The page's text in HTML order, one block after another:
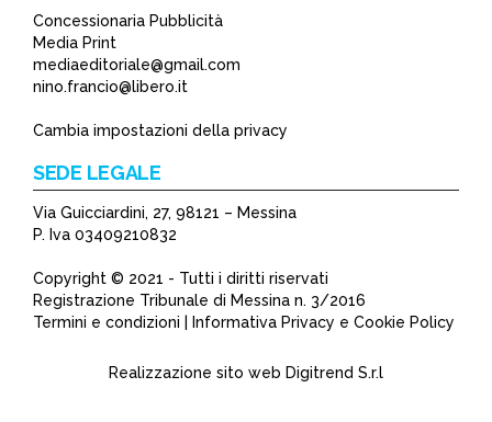
Concessionaria Pubblicità
Media Print
mediaeditoriale@gmail.com
nino.francio@libero.it
Cambia impostazioni della privacy
SEDE LEGALE
Via Guicciardini, 27, 98121 – Messina
P. Iva 03409210832
Copyright © 2021 - Tutti i diritti riservati
Registrazione Tribunale di Messina n. 3/2016
Termini e condizioni | Informativa Privacy e Cookie Policy
Realizzazione sito web Digitrend S.r.l